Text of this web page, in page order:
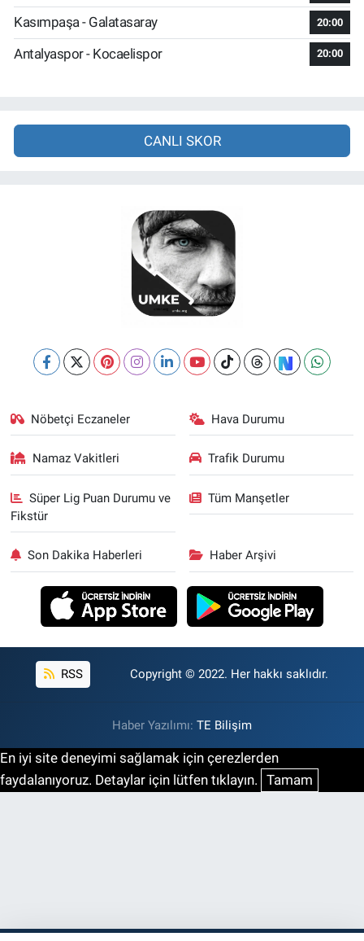
Kasımpaşa - Galatasaray 20:00
Antalyaspor - Kocaelispor 20:00
CANLI SKOR
Nöbetçi Eczaneler Hava Durumu
Namaz Vakitleri Trafik Durumu
Süper Lig Puan Durumu ve
Fikstür
Tüm Manşetler
Son Dakika Haberleri Haber Arşivi
RSS Copyright © 2022. Her hakkı saklıdır.
Haber Yazılımı: TE Bilişim
En iyi site deneyimi sağlamak için çerezlerden
faydalanıyoruz. Detaylar için lütfen tıklayın. Tamam